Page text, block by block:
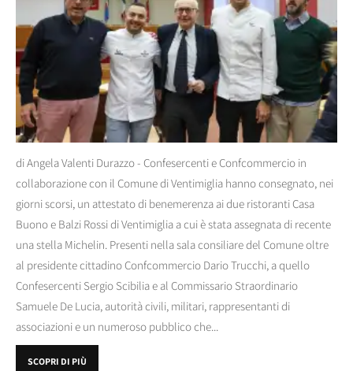
di Angela Valenti Durazzo - Confesercenti e Confcommercio in
collaborazione con il Comune di Ventimiglia hanno consegnato, nei
giorni scorsi, un attestato di benemerenza ai due ristoranti Casa
Buono e Balzi Rossi di Ventimiglia a cui è stata assegnata di recente
una stella Michelin. Presenti nella sala consiliare del Comune oltre
al presidente cittadino Confcommercio Dario Trucchi, a quello
Confesercenti Sergio Scibilia e al Commissario Straordinario
Samuele De Lucia, autorità civili, militari, rappresentanti di
associazioni e un numeroso pubblico che...
SCOPRI DI PIÙ